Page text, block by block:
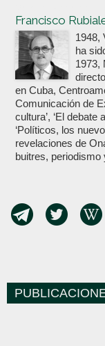
Francisco
1948,
ha
1973,
en Cuba,
Comunicación de
cultura’, ‘El debate
‘Políticos, los
revelaciones de
buitres, periodismo